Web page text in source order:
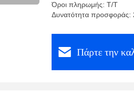
Όροι πληρωμής: Τ/Τ
Δυνατότητα προσφοράς:
Πάρτε την